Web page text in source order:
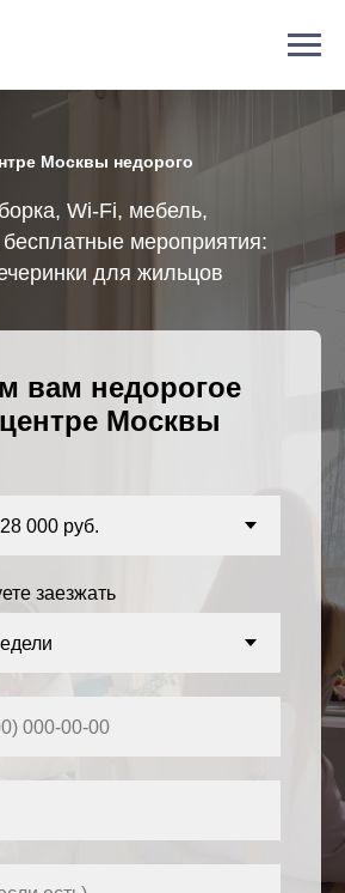
Москвы недорого
Wi-Fi, мебель,
мероприятия:
для жильцов
вам недорогое
Москвы
заезжать